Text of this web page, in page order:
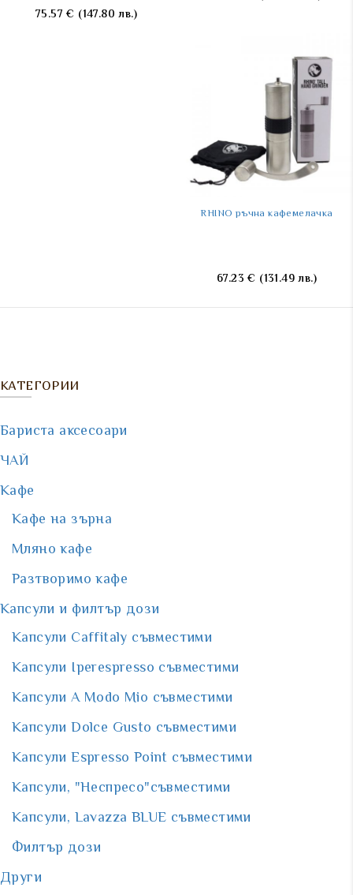
75.57€ (147.80 лв.)
RHINO ръчна кафемелачка
67.23€ (131.49 лв.)
КАТЕГОРИИ
Бариста аксесоари
ЧАЙ
Кафе
Кафе на зърна
Мляно кафе
Разтворимо кафе
Капсули и филтър дози
Капсули Caffitaly съвместими
Капсули Iperespresso съвместими
Капсули A Мodo Мio съвместими
Капсули Dolce Gusto съвместими
Капсули Espresso Point съвместими
Капсули, "Неспресо"съвместими
Капсули, Lavazza BLUE съвместими
Филтър дози
Други